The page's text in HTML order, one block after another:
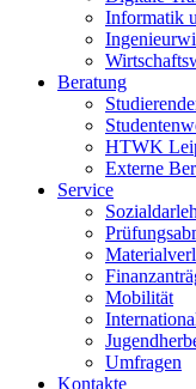
Informatik
Beratung
HTWK
Externe
Service
Mobilität
Umfragen
Kontakte